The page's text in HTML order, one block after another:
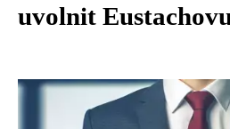
uvolnit